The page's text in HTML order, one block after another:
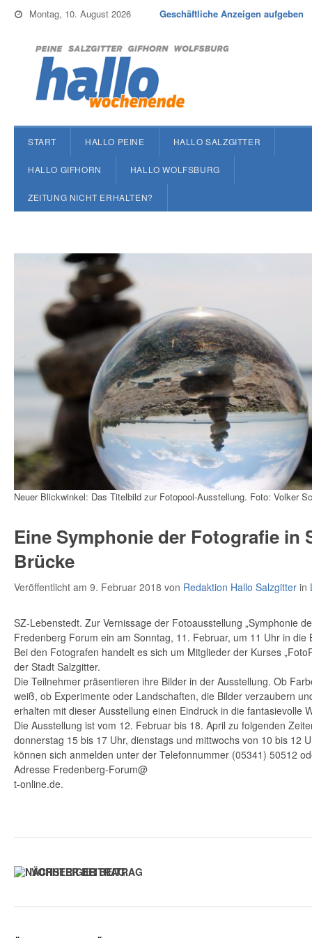
Montag, 10. August 2026 Geschäftliche Anzeigen aufgeben
START HALLO PEINE HALLO SALZGITTER
HALLO GIFHORN HALLO WOLFSBURG
ZEITUNG NICHT ERHALTEN?
Neuer Blickwinkel: Das Titelbild zur Fotopool-Ausstellung. Foto: Volker
Eine Symphonie der Fotografie in
Brücke
Veröffentlicht am 9. Februar 2018 von Redaktion Hallo Salzgitter in
SZ-Lebenstedt. Zur Vernissage der Fotoausstellung „Symphonie
Fredenberg Forum ein am Sonntag, 11. Februar, um 11 Uhr in die
Bei den Fotografen handelt es sich um Mitglieder der Kurses
der Stadt Salzgitter.
Die Teilnehmer präsentieren ihre Bilder in der Ausstellung. Ob
weiß, ob Experimente oder Landschaften, die Bilder verzaubern
erhalten mit dieser Ausstellung einen Eindruck in die fantasievolle
Die Ausstellung ist vom 12. Februar bis 18. April zu folgenden
donnerstag 15 bis 17 Uhr, dienstags und mittwochs von 10 bis 12
können sich anmelden unter der Telefonnummer (05341) 50512
Adresse Fredenberg-Forum@
t-online.de.
VORHERIGER BEITRAG